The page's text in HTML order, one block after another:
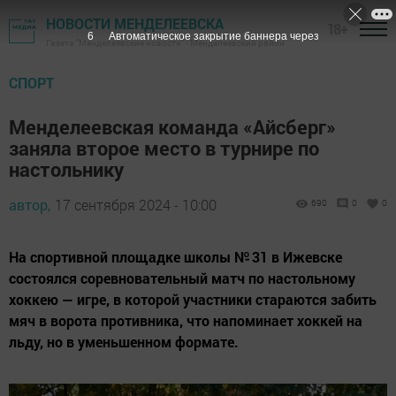
НОВОСТИ МЕНДЕЛЕЕВСКА
Газета "Менделеевские новости" - Менделеевский район
СПОРТ
Менделеевская команда «Айсберг»
заняла второе место в турнире по
настольнику
автор, 17 сентября 2024 - 10:00 690 0 0
На спортивной площадке школы № 31 в Ижевске
состоялся соревновательный матч по настольному
хоккею — игре, в которой участники стараются забить
мяч в ворота противника, что напоминает хоккей на
льду, но в уменьшенном формате.
5 Автоматическое закрытие баннера через